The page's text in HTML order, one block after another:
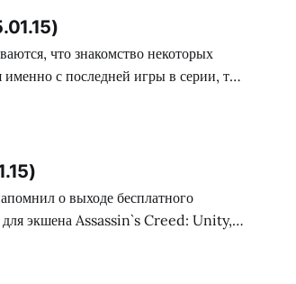
что знакомство некоторых
именно с последней игры в серии, то
это подтолкнуло их
о выходе бесплатного
экшена Assassin`s Creed: Unity,
а неудачным запуском,